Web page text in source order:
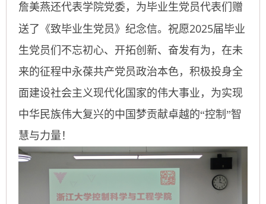
詹美燕还代表学院党委，为毕业生党员代表们赠
送了《致毕业生党员》纪念信。祝愿2025届毕业
生党员们不忘初心、开拓创新、奋发有为，在未
来的征程中永葆共产党员政治本色，积极投身全
面建设社会主义现代化国家的伟大事业，为实现
中华民族伟大复兴的中国梦贡献卓越的“控制”智
慧与力量！